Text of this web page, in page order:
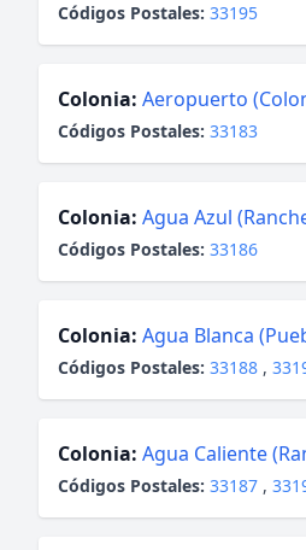
Códigos Postales: 33195
Colonia: Aeropuerto
Códigos Postales: 33183
Colonia: Agua Azul
Códigos Postales: 33186
Colonia: Agua Blanca
Códigos Postales: 33188 ,
Colonia: Agua Caliente
Códigos Postales: 33187 ,